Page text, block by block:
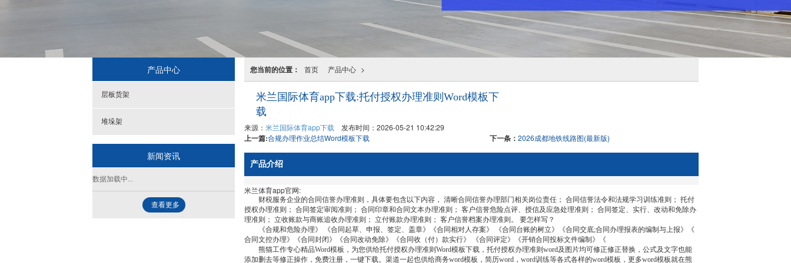
您当前的位置： 首页 >
产品中心
米兰国际体育app下载:托付授权办理准则Word模板下
载
来源： 米兰国际体育app下载 发布时间：2026-05-21 10:42:29
上一篇:合规办理作业总结Word模板下载 下一条： 2026成都地铁线路图(最新版)
产品介绍
米兰体育app官网:
财税服务企业的合同信誉办理准则，具体要包含以下内容， 清晰合同信誉办理部门相关岗位责任； 合同信誉法令和法规学习训练准则； 托付
授权办理准则； 合同签定审阅准则； 合同印章和合同文本办理准则； 客户信誉危险点评、授信及应急处理准则； 合同签定、实行、改动和免除办
理准则； 立收账款与商账追收办理准则； 立付账款办理准则； 客户信誉档案办理准则。 要怎样写？
《合规和危险办理》 《合同起草、申报、签定、盖章》《合同相对人存案》 《合同台账的树立》《合同交底;合同办理报表的编制与上报》《
合同文控办理》《合同封闭》《合同改动免除》《合同收（付）款实行》 《合同评定》《开销合同投标文件编制》《
熊猫工作专心精品Word模板，为您供给托付授权办理准则Word模板下载，托付授权办理准则word及图片均可修正修正替换，公式及文字也能
添加删去等修正操作，免费注册，一键下载。渠道一起也供给商务word模板，简历word，word训练等各式各样的word模板，更多word模板就在熊
产品中心
层板货架
堆垛架
新闻资讯
数据加载中...
查看更多